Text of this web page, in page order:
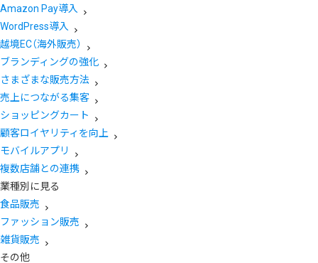
Amazon Pay導入
WordPress導入
越境EC（海外販売）
ブランディングの強化
さまざまな販売方法
売上につながる集客
ショッピングカート
顧客ロイヤリティを向上
モバイルアプリ
複数店舗との連携
業種別に見る
食品販売
ファッション販売
雑貨販売
その他